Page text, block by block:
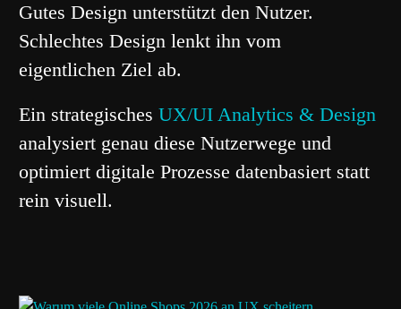
Gutes Design unterstützt den Nutzer.
Schlechtes Design lenkt ihn vom
eigentlichen Ziel ab.
Ein strategisches UX/UI Analytics & Design
analysiert genau diese Nutzerwege und
optimiert digitale Prozesse datenbasiert statt
rein visuell.